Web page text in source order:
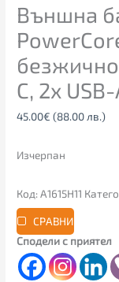
Външна
C, 2x
45.00€ (88.00 лв.)
Изчерпан
Код:A1615H11
СРАВНИ
Сподели с приятел